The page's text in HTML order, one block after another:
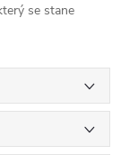
se stane